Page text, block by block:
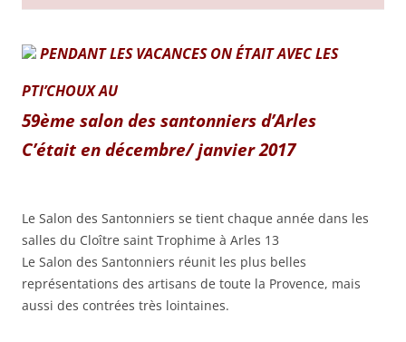
PENDANT LES VACANCES ON ÉTAIT AVEC LES
PTI’CHOUX AU
59ème salon des santonniers d’Arles
C’était en décembre/ janvier 2017
Le Salon des Santonniers se tient chaque année dans les
salles du Cloître saint Trophime à Arles 13
Le Salon des Santonniers réunit les plus belles
représentations des artisans de toute la Provence, mais
aussi des contrées très lointaines.